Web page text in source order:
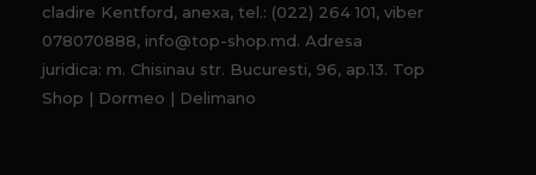
cladire Kentford, anexa, tel.: (022) 264 101, viber
078070888, info@top-shop.md. Adresa
juridica: m. Chisinau str. Bucuresti, 96, ap.13. Top
Shop | Dormeo | Delimano